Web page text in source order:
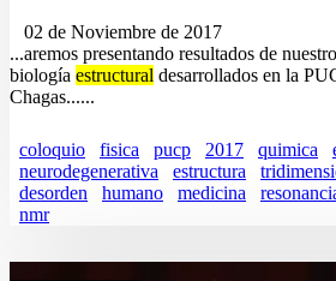
02 de Noviembre de 2017
...aremos presentando resultados de
biología estructural desarrollados en la
Chagas......
coloquio fisica pucp 2017 quimica
neurodegenerativa
estructura
desorden
humano medicina
nmr